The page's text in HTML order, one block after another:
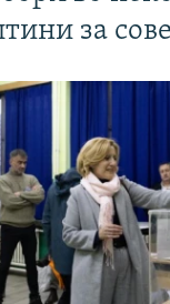
за